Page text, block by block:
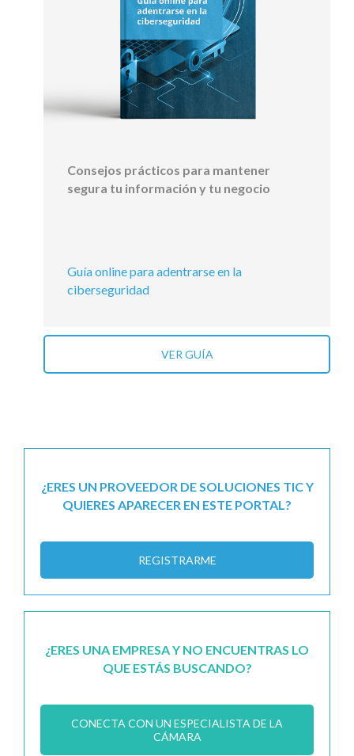
Consejos prácticos para mantener
segura tu información y tu negocio
Guía online para adentrarse en la
ciberseguridad
VER GUÍA
¿ERES UN PROVEEDOR DE SOLUCIONES TIC Y
QUIERES APARECER EN ESTE PORTAL?
REGISTRARME
¿ERES UNA EMPRESA Y NO ENCUENTRAS LO
QUE ESTÁS BUSCANDO?
CONECTA CON UN ESPECIALISTA DE LA
CÁMARA